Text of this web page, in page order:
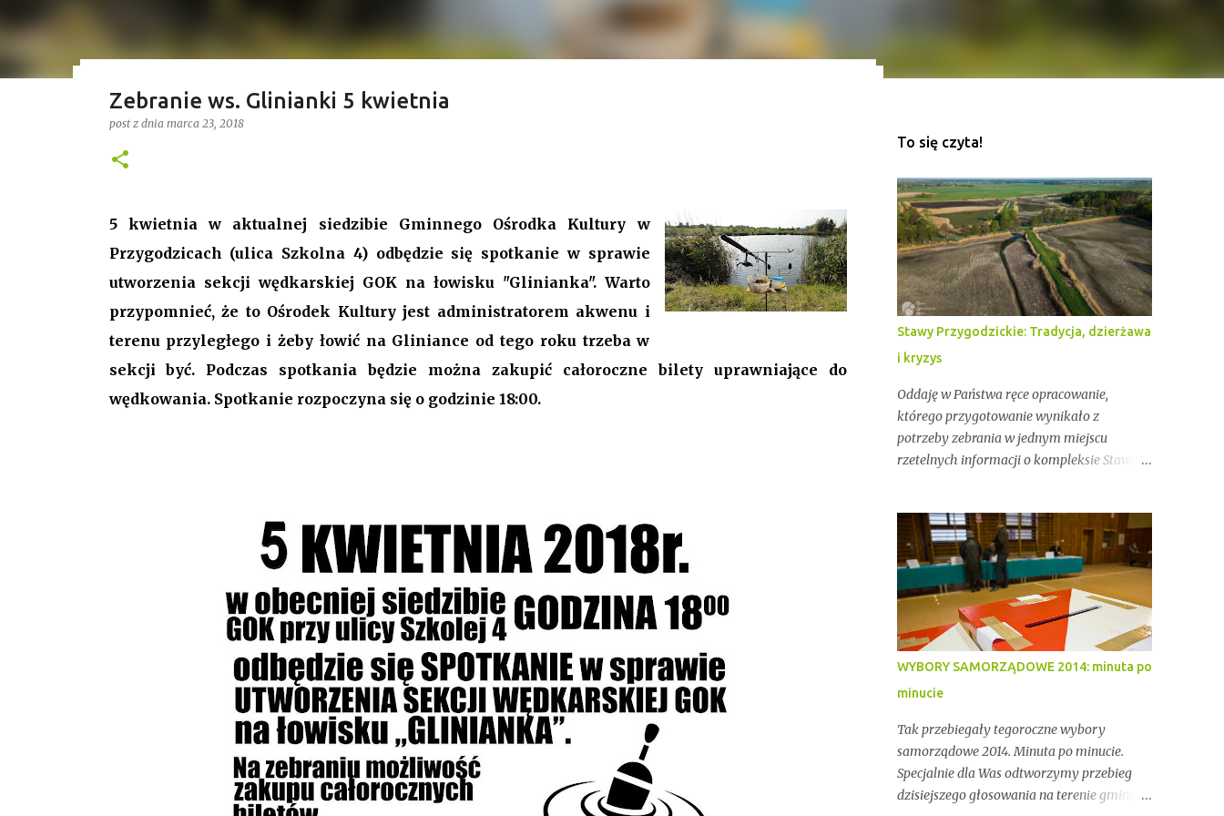
Treść sponsorowana
Gospodarstwo Rybackie Przygodzice
Najnowszy post
Przetasowania w radzie Gminy Przygodzice. Odwołanie, nowa
przewodnicząca i uchwalony budżet.
post z dnia
długości posiedzenia rady w kadencji 2024-2029. Bieg zdarzeń od początku dyktowało słowo „ZMIANA”. Jednym z
pierwszych punktów był bowiem wniosek o odwołanie przewodniczącego rady. Robert Wnuk finalnie stracił
stanowisko, a nową przewodniczącą została Joanna Jabłecka - dotychczasowa wiceprzewodnicząca.
Zebranie ws. Glinianki 5 kwietnia
post z dnia marca 23, 2018
5 kwietnia w aktualnej siedzibie Gminnego Ośrodka Kultury w
Przygodzicach (ulica Szkolna 4) odbędzie się spotkanie w sprawie
utworzenia sekcji wędkarskiej GOK na łowisku "Glinianka". Warto
przypomnieć, że to Ośrodek Kultury jest administratorem akwenu i
terenu przyległego i żeby łowić na Gliniance od tego roku trzeba w
sekcji być. Podczas spotkania będzie można zakupić całoroczne bilety uprawniające do
wędkowania. Spotkanie rozpoczyna się o godzinie 18:00.
To się czyta!
Stawy Przygodzickie: Tradycja, dzierżawa
i kryzys
Oddaję w Państwa ręce opracowanie,
którego przygotowanie wynikało z
potrzeby zebrania w jednym miejscu
rzetelnych informacji o kompleksie Stawów
gospodarczym i społecznym. Przez lata
stawy te były miejscem stabilnej hodowli
ryb, ważnym punktem lokalnej tożsamości
oraz kluczowym elementem ekosystemu
Doliny Baryczy. W ostatnich latach stały się
jednak również przedmiotem konfliktów,
napięć i realnych zagrożeń związanych z
brakiem ciągłości dzierżawy oraz
niewystarczającym wsparciem
instytucjonalnym.
WYBORY SAMORZĄDOWE 2014: minuta po
minucie
Tak przebiegały tegoroczne wybory
samorządowe 2014. Minuta po minucie.
Specjalnie dla Was odtworzymy przebieg
dzisiejszego głosowania na terenie gminy